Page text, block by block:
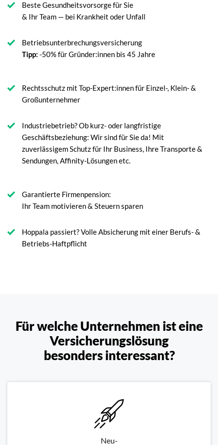
Beste Gesundheitsvorsorge für Sie
& Ihr Team — bei Krankheit oder Unfall
Betriebsunterbrechungsversicherung
Tipp: -50% für Gründer:innen bis 45 Jahre
Rechtsschutz mit Top-Expert:innen für Einzel-, Klein- &
Großunternehmer
Industriebetrieb? Ob kurz- oder langfristige
Geschäftsbeziehung: Wir sind für Sie da! Mit
zuverlässigem Schutz für Ihr Business, Ihre Transporte &
Sendungen, Affinity-Lösungen etc.
Garantierte Firmenpension:
Ihr Team motivieren & Steuern sparen
Hoppala passiert? Volle Absicherung mit einer Berufs- &
Betriebs-Haftpflicht
Für welche Unternehmen ist eine
Versicherungslösung
besonders interessant?
Neu-